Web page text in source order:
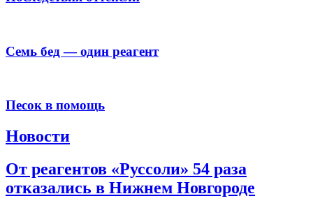
Семь бед — один реагент
Песок в помощь
Новости
От реагентов «Руссоли» 54 раза
отказались в Нижнем Новгороде